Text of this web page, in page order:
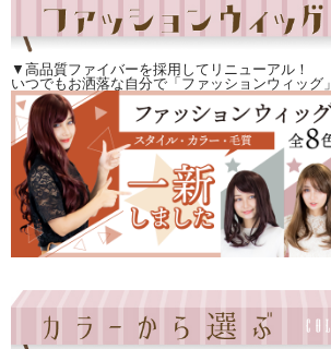
▼高品質ファイバーを採用してリニューアル！
いつでもお洒落な自分で「ファッションウィッグ」